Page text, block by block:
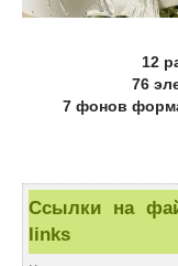
12
76
7 фонов
Ссылки на
links